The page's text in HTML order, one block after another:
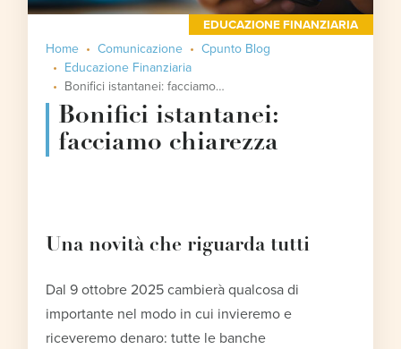
Home Comunicazione
Cpunto Blog
Educazione Finanziaria
Bonifici istantanei: facciamo chiarezza
Bonifici istantanei:
facciamo chiarezza
EDUCAZIONE FINANZIARIA
Una novità che riguarda tutti
Dal 9 ottobre 2025 cambierà qualcosa di
importante nel modo in cui invieremo e
riceveremo denaro: tutte le banche